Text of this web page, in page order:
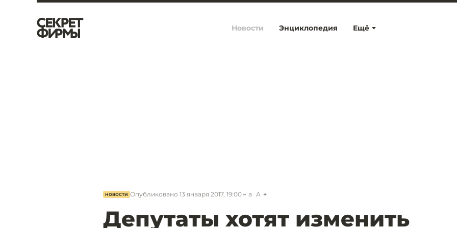
Ещё
Новости Энциклопедия
НОВОСТИ Опубликовано 13 января 2017, 19:00 a A
Депутаты хотят изменить